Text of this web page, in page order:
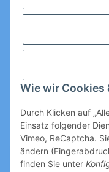
Wie wir Cookies
Durch Klicken auf
Einsatz folgender
Vimeo, ReCaptcha.
ändern
finden Sie unter